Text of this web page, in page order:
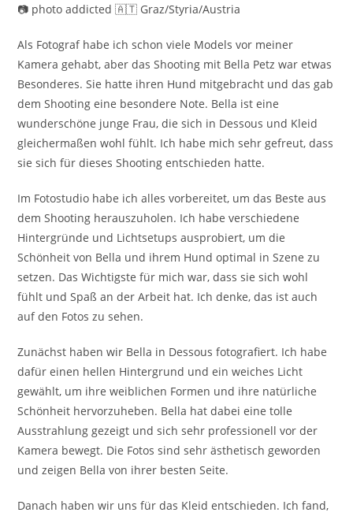
📷 photo addicted 🇦🇹 Graz/Styria/Austria
Als Fotograf habe ich schon viele Models vor meiner
Kamera gehabt, aber das Shooting mit Bella Petz war etwas
Besonderes. Sie hatte ihren Hund mitgebracht und das gab
dem Shooting eine besondere Note. Bella ist eine
wunderschöne junge Frau, die sich in Dessous und Kleid
gleichermaßen wohl fühlt. Ich habe mich sehr gefreut, dass
sie sich für dieses Shooting entschieden hatte.
Im Fotostudio habe ich alles vorbereitet, um das Beste aus
dem Shooting herauszuholen. Ich habe verschiedene
Hintergründe und Lichtsetups ausprobiert, um die
Schönheit von Bella und ihrem Hund optimal in Szene zu
setzen. Das Wichtigste für mich war, dass sie sich wohl
fühlt und Spaß an der Arbeit hat. Ich denke, das ist auch
auf den Fotos zu sehen.
Zunächst haben wir Bella in Dessous fotografiert. Ich habe
dafür einen hellen Hintergrund und ein weiches Licht
gewählt, um ihre weiblichen Formen und ihre natürliche
Schönheit hervorzuheben. Bella hat dabei eine tolle
Ausstrahlung gezeigt und sich sehr professionell vor der
Kamera bewegt. Die Fotos sind sehr ästhetisch geworden
und zeigen Bella von ihrer besten Seite.
Danach haben wir uns für das Kleid entschieden. Ich fand,